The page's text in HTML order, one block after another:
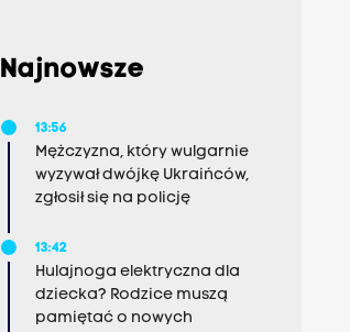
Najnowsze
13:56
Mężczyzna, który wulgarnie
wyzywał dwójkę Ukraińców,
zgłosił się na policję
13:42
Hulajnoga elektryczna dla
dziecka? Rodzice muszą
pamiętać o nowych